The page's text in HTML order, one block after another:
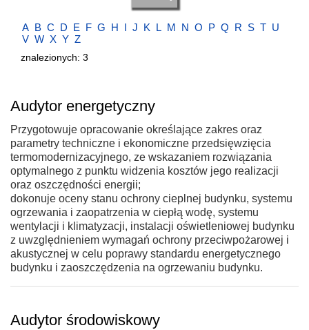
A B C D E F G H I J K L M N O P Q R S T U
V W X Y Z
znalezionych: 3
Audytor energetyczny
Przygotowuje opracowanie określające zakres oraz
parametry techniczne i ekonomiczne przedsięwzięcia
termomodernizacyjnego, ze wskazaniem rozwiązania
optymalnego z punktu widzenia kosztów jego realizacji
oraz oszczędności energii;
dokonuje oceny stanu ochrony cieplnej budynku, systemu
ogrzewania i zaopatrzenia w ciepłą wodę, systemu
wentylacji i klimatyzacji, instalacji oświetleniowej budynku
z uwzględnieniem wymagań ochrony przeciwpożarowej i
akustycznej w celu poprawy standardu energetycznego
budynku i zaoszczędzenia na ogrzewaniu budynku.
Audytor środowiskowy